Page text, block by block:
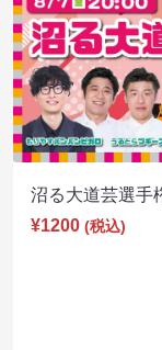
沼る大道芸選手
¥1200 (税込)